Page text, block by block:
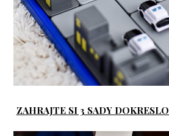
ZAHRAJTE SI 3 SADY